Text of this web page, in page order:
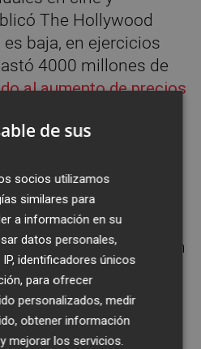
The Hollywood
baja, en ejercicios
4000 millones de
al aumento de precios
compañías como
se están yendo a
más barata, y a
como la Ciudad de la
100 millones al
Arizona 75 millones en
Kentucky otros 75
explicó en su
Javier Zurro en un
para poner contexto,
de sus
socios utilizamos
similares para
a información en su
datos personales,
identificadores únicos
para ofrecer
personalizados, medir
obtener información
mejorar los servicios.